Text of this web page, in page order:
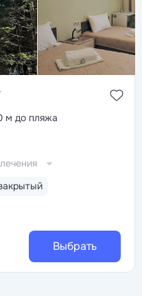
м до пляжа
Выбрать